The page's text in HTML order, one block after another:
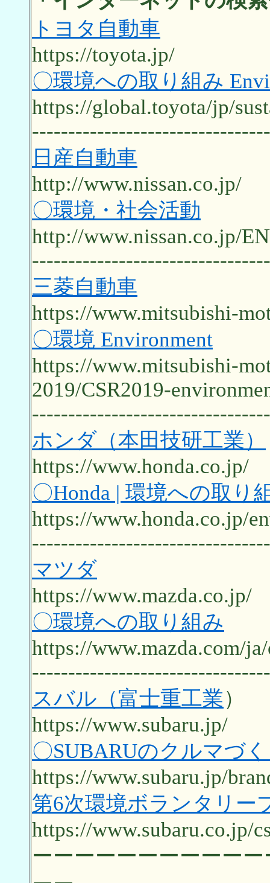
トヨタ自動車
https://toyota.jp/
〇環境への取り組み
https://global.toyota/jp/
日産自動車
http://www.nissan.co.jp/
〇環境・社会活動
http://www.nissan.co.jp/
三菱自動車
https://www.mitsubishi-
〇環境 Environment
https://www.mitsubishi-
2019/CSR2019-
ホンダ（本田技研工業）
https://www.honda.co.jp/
〇Honda | 環境への取り
https://www.honda.co.jp/
マツダ
https://www.mazda.co.jp/
〇環境への取り組み
https://www.mazda.com/
スバル（富士重工業）
https://www.subaru.jp/
〇SUBARUのクルマづ
https://www.subaru.jp/
第6次環境ボランタリー
https://www.subaru.co.jp/
ーーーーーーーーーー